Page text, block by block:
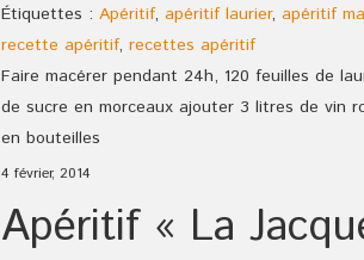
Étiquettes : Apéritif, apéritif laurier, apéritif
recette apéritif, recettes apéritif
Faire macérer pendant 24h, 120 feuilles de
de sucre en morceaux ajouter 3 litres de vin
en bouteilles
4 février, 2014
Apéritif « La